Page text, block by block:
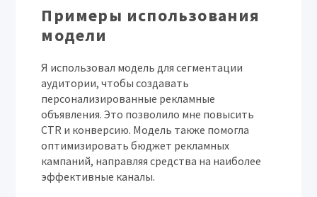
Примеры использования
модели
Я использовал модель для сегментации
аудитории, чтобы создавать
персонализированные рекламные
объявления. Это позволило мне повысить
CTR и конверсию. Модель также помогла
оптимизировать бюджет рекламных
кампаний, направляя средства на наиболее
эффективные каналы.